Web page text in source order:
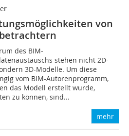
von
des BIM-
stehen nicht 2D-
3D-Modelle. Um diese
vom BIM-Autorenprogramm,
das Modell erstellt wurde,
zu können, sind...
mehr